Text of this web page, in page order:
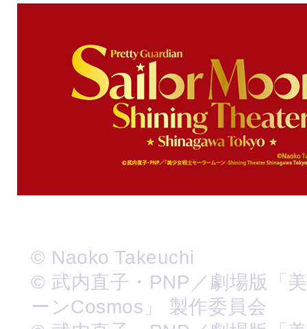
© Naoko Takeuchi
© 武内直子・PNP／劇場版「
ーンCosmos」 製作委員会